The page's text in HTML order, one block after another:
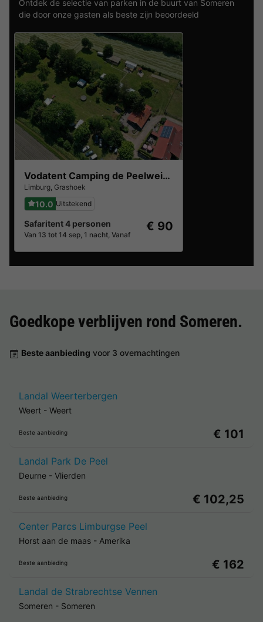
Ontdek de selectie van parken in de buurt van Someren
die door onze gasten als beste zijn beoordeeld
Vodatent Camping de Peelweide
Limburg, Grashoek
10.0 Uitstekend
Safaritent 4 personen
Van 13 tot 14 sep, 1 nacht, Vanaf
€ 90
Goedkope verblijven rond Someren.
Beste aanbieding voor 3 overnachtingen
Landal Weerterbergen
Weert - Weert
Beste aanbieding € 101
Landal Park De Peel
Deurne - Vlierden
Beste aanbieding € 102,25
Center Parcs Limburgse Peel
Horst aan de maas - Amerika
Beste aanbieding € 162
Landal de Strabrechtse Vennen
Someren - Someren